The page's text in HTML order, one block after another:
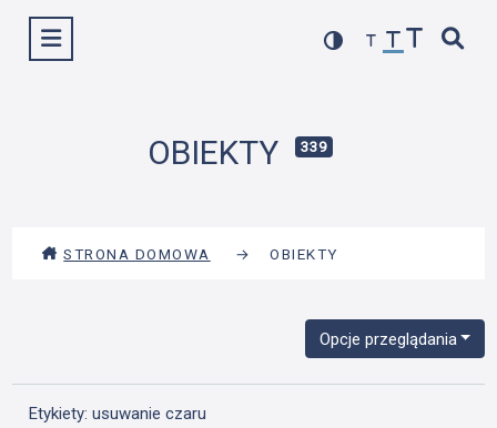
Wyświetl menu
OBIEKTY 339
STRONA DOMOWA → OBIEKTY
Opcje przeglądania
Etykiety: usuwanie czaru